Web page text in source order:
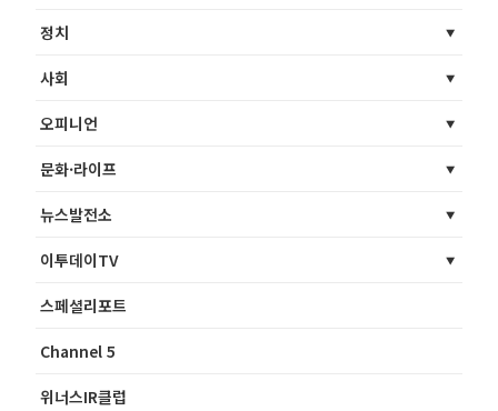
정치
사회
오피니언
문화·라이프
뉴스발전소
이투데이TV
스페셜리포트
Channel 5
위너스IR클럽